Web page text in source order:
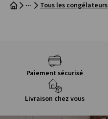
Tous les congélateurs
Paiement sécurisé
Livraison chez vous